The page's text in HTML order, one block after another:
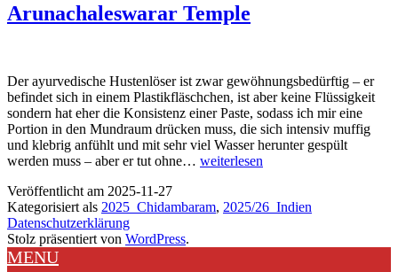
Arunachaleswarar Temple
Der ayurvedische Hustenlöser ist zwar gewöhnungsbedürftig – er
befindet sich in einem Plastikfläschchen, ist aber keine Flüssigkeit
sondern hat eher die Konsistenz einer Paste, sodass ich mir eine
Portion in den Mundraum drücken muss, die sich intensiv muffig
und klebrig anfühlt und mit sehr viel Wasser herunter gespült
werden muss – aber er tut ohne… Arunachaleswarar
weiterlesen
Veröffentlicht am 2025-11-27
Kategorisiert als 2025_Chidambaram, 2025/26_Indien
Datenschutzerklärung
Stolz präsentiert von WordPress.
MENU